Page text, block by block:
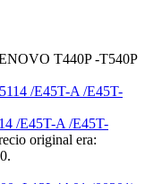
T440P -T540P
/E45T-A /E45T-
original era: